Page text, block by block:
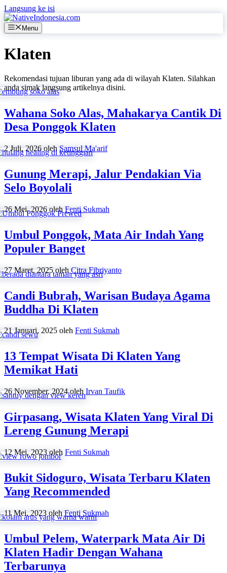
Langsung ke isi
Menu
Klaten
Rekomendasi tujuan liburan yang ada di wilayah Klaten. Silahkan
anda simak langsung artikelnya disini.
Wahana Soko Alas, Mahakarya Cantik Di
Desa Ponggok Klaten
2 Juli, 2026 olehSamsul Ma'arif
Gunung Merapi, Jalur Pendakian Via
Selo Boyolali
26 Mei, 2026 olehFenti Sukmah
Umbul Ponggok, Mata Air Indah Yang
Populer Banget
27 Maret, 2025 olehCitra Fibriyanto
Candi Bubrah, Warisan Budaya Agama
Buddha Di Klaten
21 Januari, 2025 oleh Fenti Sukmah
13 Tempat Wisata Di Klaten Yang
Memikat Hati
26 November, 2024 oleh Irvan Taufik
Girpasang, Wisata Klaten Yang Viral Di
Lereng Gunung Merapi
12 Mei, 2023 oleh Fenti Sukmah
Bukit Sidoguro, Wisata Terbaru Klaten
Yang Recommended
11 Mei, 2023 olehFenti Sukmah
Umbul Pelem, Waterpark Mata Air Di
Klaten Hadir Dengan Wahana
Terbarunya